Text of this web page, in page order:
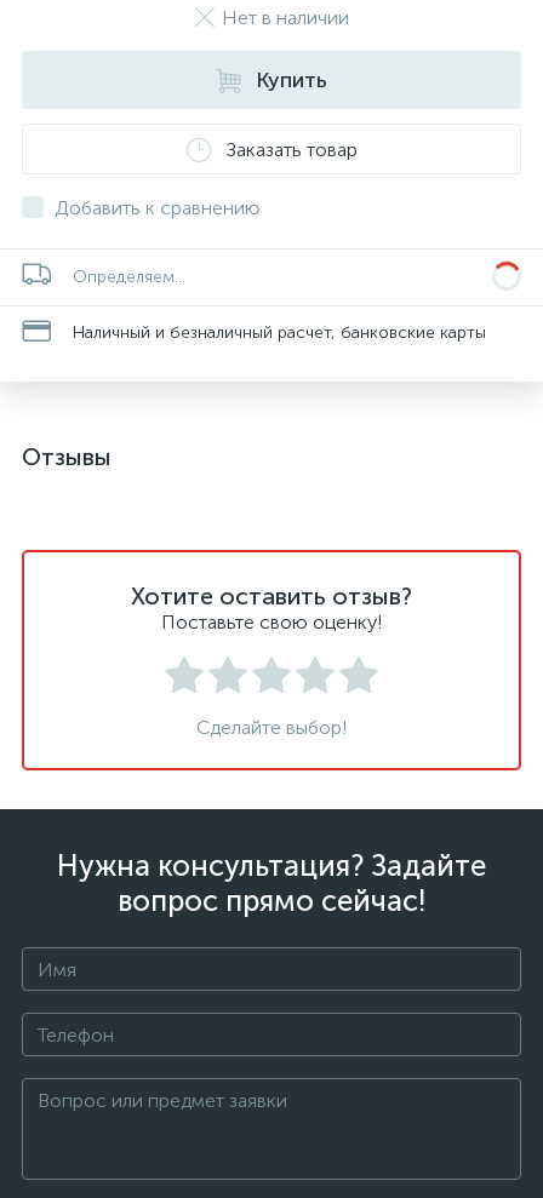
Нет в наличии
Купить
Заказать товар
Добавить к сравнению
Определяем...
Наличный и безналичный расчет, банковские карты
Отзывы
Хотите оставить отзыв?
Поставьте свою оценку!
Сделайте выбор!
Нужна консультация? Задайте
вопрос прямо сейчас!